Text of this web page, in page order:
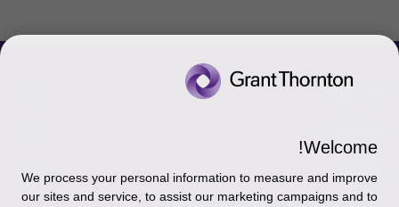
צור קשר
כניסה לעובדים - דוא"ל
אודותינו
תקנון
Welcome!
We process your personal information to measure and improve
our sites and service, to assist our marketing campaigns and to